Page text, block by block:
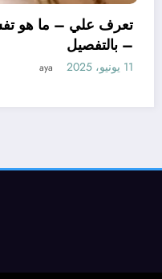
علي – ما هو تأويل